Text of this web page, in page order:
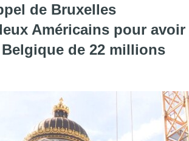
de Bruxelles
Américains pour avoir
de 22 millions